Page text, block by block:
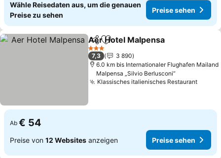
Wähle Reisedaten aus, um die genauen
Preise zu sehen
Preise sehen
TeilenZu Favoriten hinzufügen
Aer Hotel Malpensa
3 Sterne
7,3
3 890
6.0 km bis Internationaler Flughafen Mailand
Malpensa „Silvio Berlusconi“
Klassisches italienisches Restaurant
Ab € 54
Preise von 12 Websites anzeigen Preise sehen